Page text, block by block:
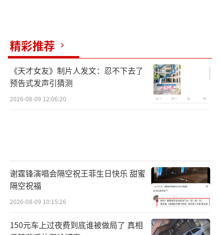
精彩推荐
《天才女友》制片人发文：忍不下去了
预告式发声引猜测
2026-08-09 12:06:20
谢霆锋演唱会隔空祝王菲生日快乐 甜蜜
隔空祝福
2026-08-09 10:15:26
150元车上过夜费到底谁被做局了 真相